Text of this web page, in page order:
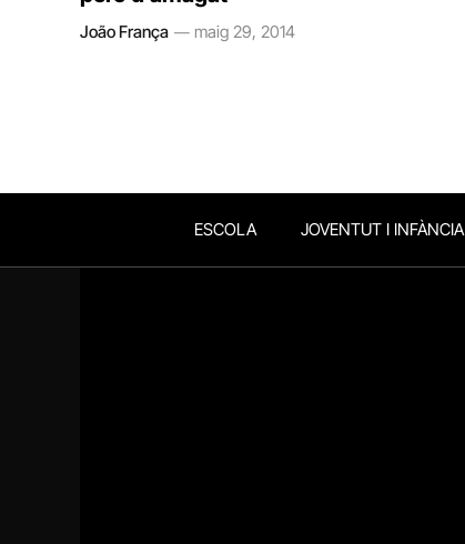
João França maig 29, 2014
ESCOLA JOVENTUT I INFÀNCIA